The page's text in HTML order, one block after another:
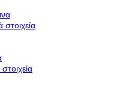
στοιχεία